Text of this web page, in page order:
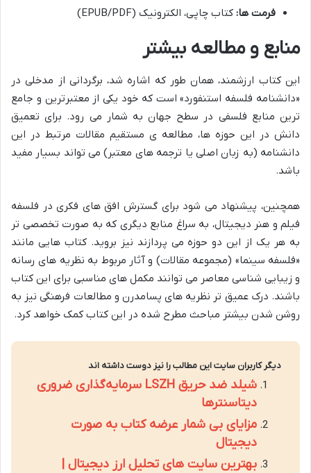
فرمت ها: کتاب چاپی، الکترونیک (EPUB/PDF)
منابع و مطالعه بیشتر
این کتاب ارزشمند، همان طور که اشاره شد، برگردانی از مدخلی در
«دانشنامه فلسفه استنفورد» است که خود یکی از معتبرترین و جامع
ترین منابع فلسفی در سطح جهان به شمار می رود. برای تعمیق
دانش در این حوزه ها، مطالعه ی مستقیم مقالات مرتبط در این
دانشنامه (به زبان اصلی یا ترجمه های معتبر) می تواند بسیار مفید
باشد.
همچنین، پیشنهاد می شود برای گسترش افق های فکری در فلسفه
فیلم و هنر دیجیتال، به سراغ منابع دیگری که به صورت تخصصی تر
به هر یک از این دو حوزه می پردازند نیز بروید. کتاب هایی مانند
«فلسفه سینما» (مجموعه مقالات) و آثار مربوط به نظریه های رسانه
و زیبایی شناسی معاصر می توانند مکمل های مناسبی برای این کتاب
باشند. درک عمیق تر نظریه های پسامدرن و مطالعات فرهنگی نیز به
روشن شدن بیشتر مباحث مطرح شده در این کتاب کمک خواهد کرد.
دیگر کاربران سایت این مطالب را نیز دوست داشته اند
شیلد ضد حریق LSZH سرمایه‌گذاری ضروری
دیتاسنترها
مزایای بی شمار عرضه کتاب به صورت
دیجیتال
بهترین سایت های تحلیل ارز دیجیتال |